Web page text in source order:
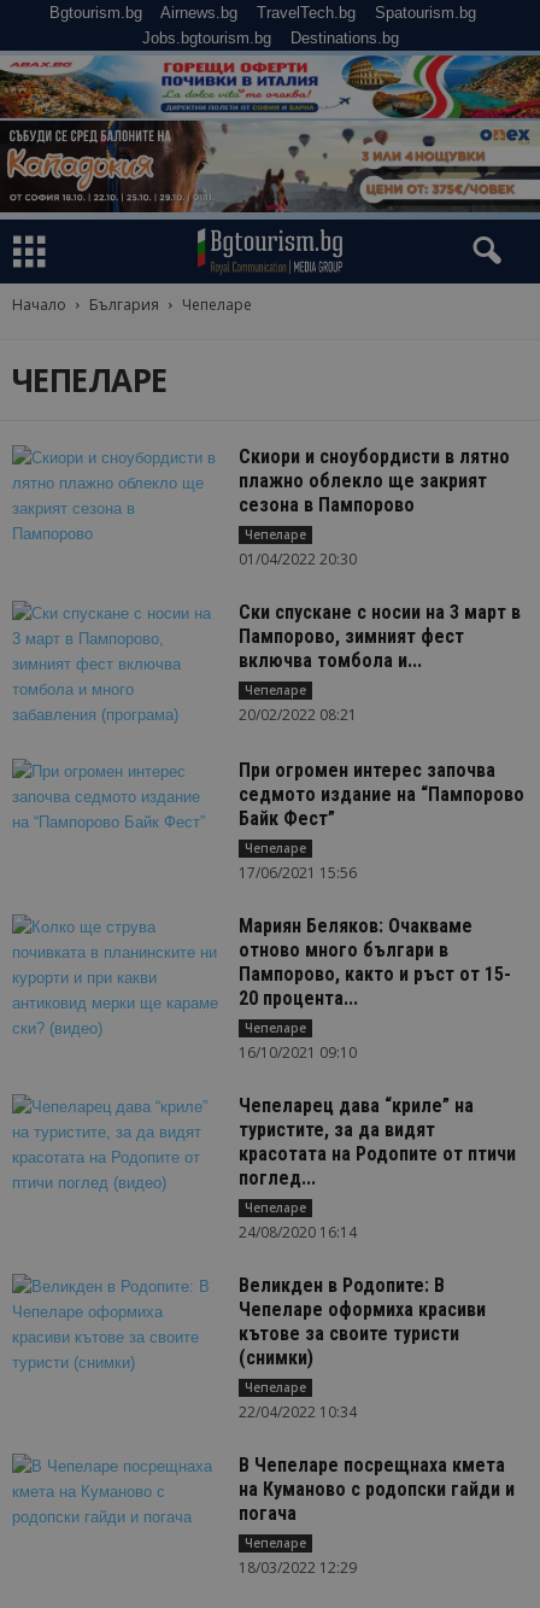
Bgtourism.bg Airnews.bg TravelTech.bg
Spatourism.bg
Jobs.bgtourism.bg
Destinations.bg
Начало България Чепеларе
ЧЕПЕЛАРЕ
Скиори и сноубордисти в лятно
плажно облекло ще закрият
сезона в Пампорово
Чепеларе
01/04/2022 20:30
Ски спускане с носии на 3 март в
Пампорово, зимният фест
включва томбола и...
Чепеларе
20/02/2022 08:21
При огромен интерес започва
седмото издание на “Пампорово
Байк Фест”
Чепеларе
17/06/2021 15:56
Мариян Беляков: Очакваме
отново много българи в
Пампорово, както и ръст от 15-
20 процента...
Чепеларе
16/10/2021 09:10
Чепеларец дава “криле” на
туристите, за да видят
красотата на Родопите от птичи
поглед...
Чепеларе
24/08/2020 16:14
Великден в Родопите: В
Чепеларе оформиха красиви
кътове за своите туристи
(снимки)
Чепеларе
22/04/2022 10:34
В Чепеларе посрещнаха кмета
на Куманово с родопски гайди и
погача
Чепеларе
18/03/2022 12:29